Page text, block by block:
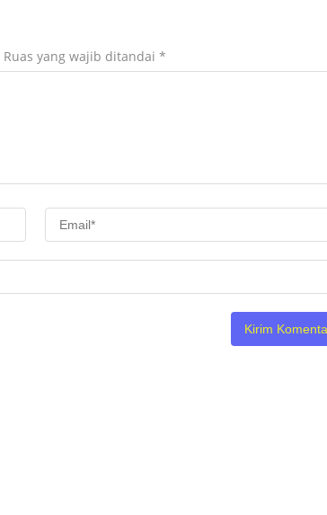
Ruas yang wajib ditandai *